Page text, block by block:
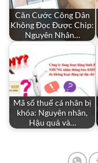
Căn Cước Công Dân
Không Đọc Được Chip:
Nguyên Nhân…
Mã số thuế cá nhân bị
khóa: Nguyên nhân,
Hậu quả và…